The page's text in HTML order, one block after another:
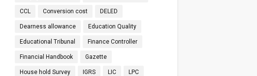
CCL Conversion cost DELED
Dearness allowance Education Quality
Educational Tribunal Finance Controller
Financial Handbook Gazette
House hold Survey IGRS LIC LPC